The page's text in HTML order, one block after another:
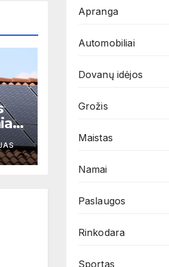
Apranga
Automobiliai
Dovanų idėjos
Grožis
Maistas
Namai
Paslaugos
Rinkodara
Sportas